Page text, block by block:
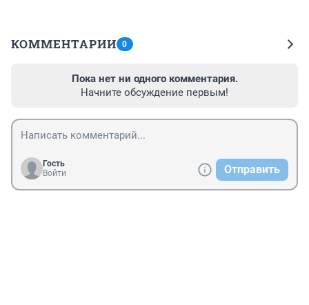
КОММЕНТАРИИ 0
Пока нет ни одного комментария.
Начните обсуждение первым!
Гость
Войти
Отправить